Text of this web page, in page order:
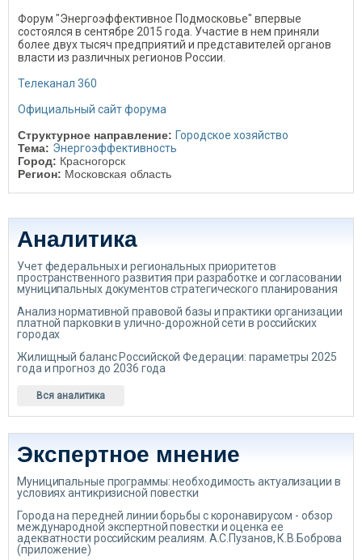
Форум "Энергоэффективное Подмосковье" впервые
состоялся в сентябре 2015 года. Участие в нем приняли
более двух тысяч предприятий и представителей органов
власти из различных регионов России.
Телеканал 360
Официальный сайт форума
Структурное направление: Городское хозяйство
Тема: Энергоэффективность
Город: Красногорск
Регион: Московская область
Аналитика
Учет федеральных и региональных приоритетов
пространственного развития при разработке и согласовании
муниципальных документов стратегического планирования
Анализ нормативной правовой базы и практики организации
платной парковки в улично-дорожной сети в российских
городах
Жилищный баланс Российской Федерации: параметры 2025
года и прогноз до 2036 года
Вся аналитика
Экспертное мнение
Муниципальные программы: необходимость актуализации в
условиях антикризисной повестки
Города на передней линии борьбы с коронавирусом - обзор
международной экспертной повестки и оценка ее
адекватности российским реалиям. А.С.Пузанов, К.В.Боброва
(приложение)